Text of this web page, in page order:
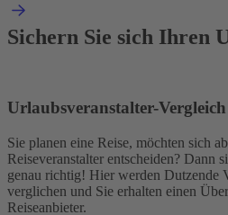
Sichern Sie sich Ihren
Urlaubsveranstalter-Vergleich
Sie planen eine Reise, möchten sich
Reiseveranstalter entscheiden? Dann
genau richtig! Hier werden Dutzende
verglichen und Sie erhalten einen
Reiseanbieter.